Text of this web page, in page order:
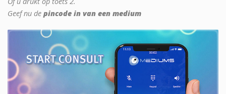
Geef nu de pincode in van een medium